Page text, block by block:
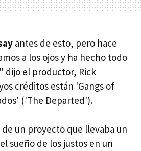
antes de esto, pero hace
a los ojos y ha hecho todo
dijo el productor, Rick
créditos están 'Gangs of
('The Departed').
un proyecto que llevaba un
sueño de los justos en un